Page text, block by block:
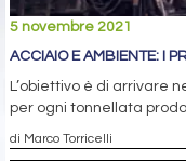
5 novembre 2021
ACCIAIO E AMBIENTE: I
L’obiettivo è di arrivare
per ogni tonnellata
di Marco Torricelli